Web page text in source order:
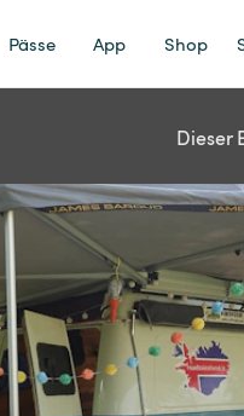
Pässe App Shop
Dieser